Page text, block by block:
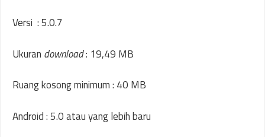
Versi : 5.0.7
Ukuran download: 19,49 MB
Ruang kosong minimum : 40 MB
Android : 5.0 atau yang lebih baru